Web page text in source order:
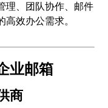
理、团队协作、邮件
效办公需求。
业邮箱
商